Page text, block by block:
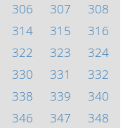
306 307
308
314 315
316
322 323
324
330 331
332
338 339
340
346 347 348